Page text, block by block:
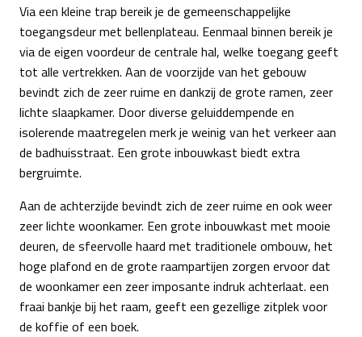
Via een kleine trap bereik je de gemeenschappelijke
toegangsdeur met bellenplateau. Eenmaal binnen bereik je
via de eigen voordeur de centrale hal, welke toegang geeft
tot alle vertrekken. Aan de voorzijde van het gebouw
bevindt zich de zeer ruime en dankzij de grote ramen, zeer
lichte slaapkamer. Door diverse geluiddempende en
isolerende maatregelen merk je weinig van het verkeer aan
de badhuisstraat. Een grote inbouwkast biedt extra
bergruimte.
Aan de achterzijde bevindt zich de zeer ruime en ook weer
zeer lichte woonkamer. Een grote inbouwkast met mooie
deuren, de sfeervolle haard met traditionele ombouw, het
hoge plafond en de grote raampartijen zorgen ervoor dat
de woonkamer een zeer imposante indruk achterlaat. een
fraai bankje bij het raam, geeft een gezellige zitplek voor
de koffie of een boek.